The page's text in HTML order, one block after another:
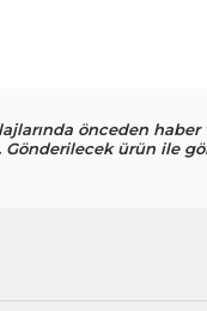
önceden haber
ürün ile